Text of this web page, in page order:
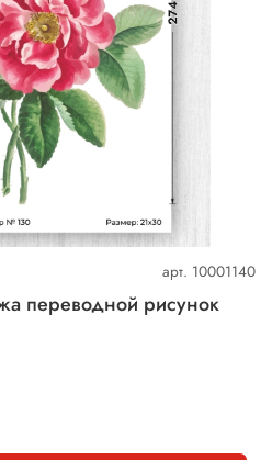
арт. 10001140
переводной рисунок